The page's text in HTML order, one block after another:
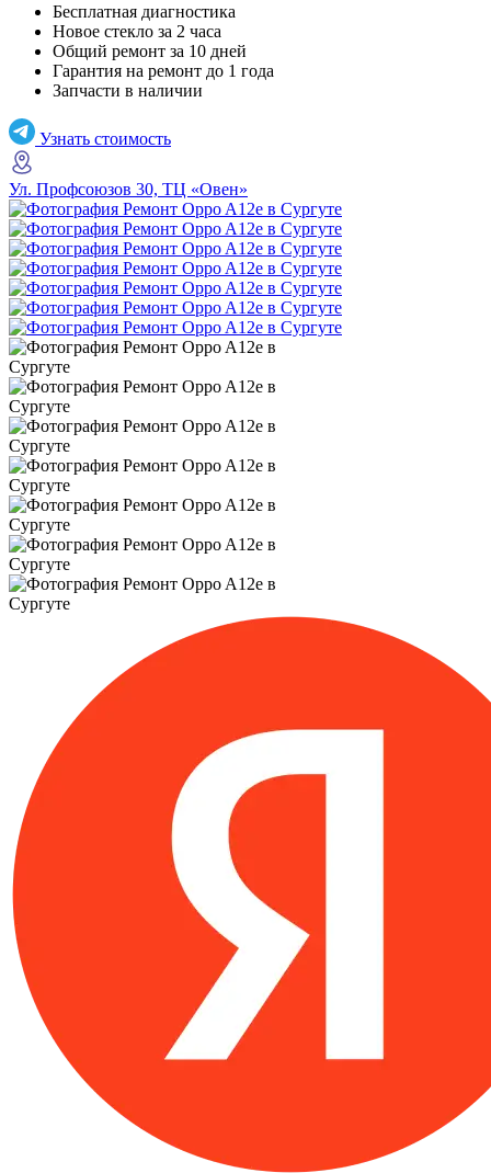
Бесплатная диагностика
Новое стекло за 2 часа
Общий ремонт за 10 дней
Гарантия на ремонт до 1 года
Запчасти в наличии
Узнать стоимость
Ул. Профсоюзов 30, ТЦ «Овен»